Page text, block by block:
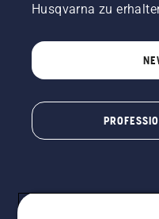
Husqvarna zu